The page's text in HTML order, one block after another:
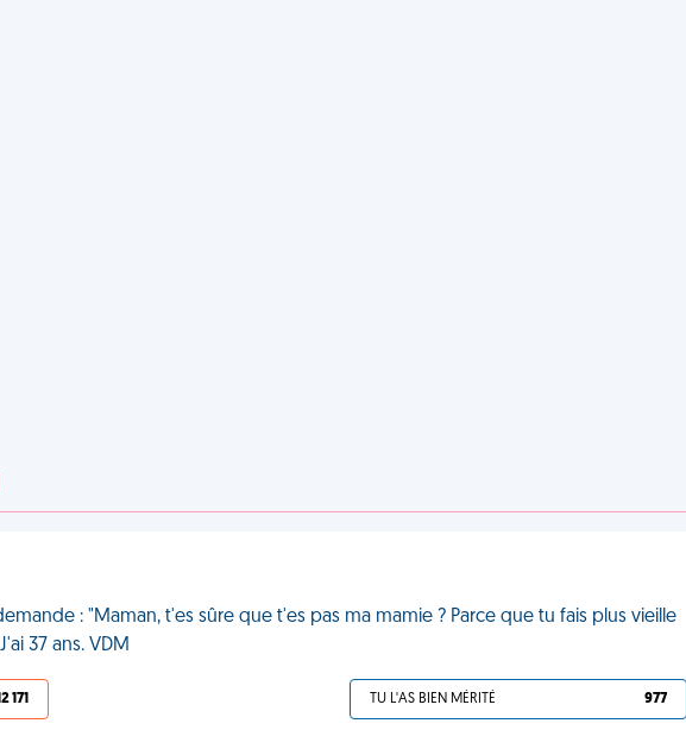
: "Maman, t'es sûre que t'es pas ma mamie ? Parce que tu fais plus vieille
37 ans. VDM
171 TU L'AS BIEN MÉRITÉ 977